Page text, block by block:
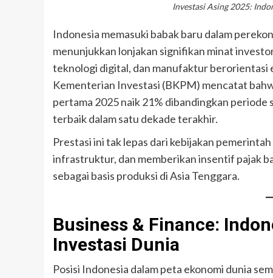
Investasi Asing 2025:
Indonesia memasuki babak baru dalam
menunjukkan lonjakan signifikan minat
teknologi digital, dan manufaktur berorientasi
Kementerian Investasi (BKPM) mencatat
pertama 2025 naik 21% dibandingkan periode
terbaik dalam satu dekade terakhir.
Prestasi ini tak lepas dari kebijakan
infrastruktur, dan memberikan insentif pajak
sebagai basis produksi di Asia Tenggara.
Business & Finance:
Investasi Dunia
Posisi Indonesia dalam peta ekonomi dunia